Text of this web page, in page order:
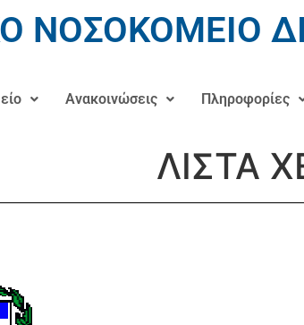
ΝΟΣΟΚΟΜΕΙΟ
Ανακοινώσεις Πληροφορίες
ΛΙΣΤΑ